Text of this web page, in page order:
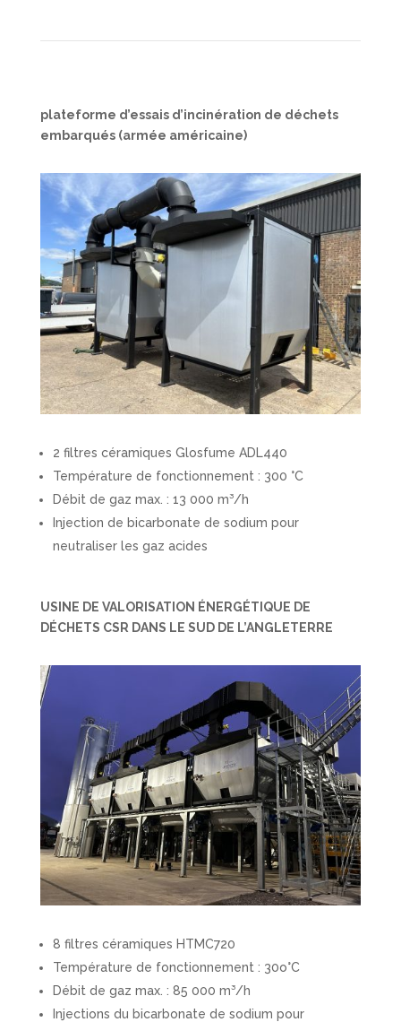
plateforme d’essais d’incinération de déchets
embarqués (armée américaine)
2 filtres céramiques Glosfume ADL440
Température de fonctionnement : 300 °C
Débit de gaz max. : 13 000 m³/h
Injection de bicarbonate de sodium pour
neutraliser les gaz acides
USINE DE VALORISATION ÉNERGÉTIQUE DE
DÉCHETS CSR DANS LE SUD DE L’ANGLETERRE
8 filtres céramiques HTMC720
Température de fonctionnement : 30o°C
Débit de gaz max. : 85 000 m³/h
Injections du bicarbonate de sodium pour